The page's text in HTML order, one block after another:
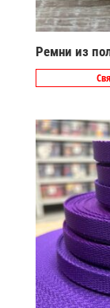
Ремни из